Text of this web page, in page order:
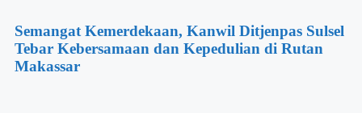
Semangat Kemerdekaan, Kanwil Ditjenpas Sulsel
Tebar Kebersamaan dan Kepedulian di Rutan
Makassar